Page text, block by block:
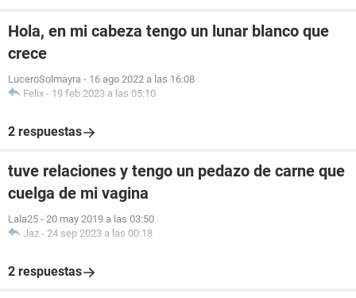
Hola, en mi cabeza tengo un lunar blanco que
crece
LuceroSolmayra - 16 ago 2022 a las 16:08
Felix - 19 feb 2023 a las 05:10
2 respuestas
tuve relaciones y tengo un pedazo de carne que
cuelga de mi vagina
Lala25 - 20 may 2019 a las 03:50
Jaz - 24 sep 2023 a las 00:18
2 respuestas